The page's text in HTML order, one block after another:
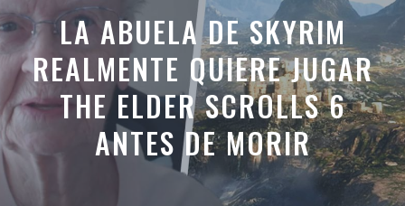
LA ABUELA DE SKYRIM
REALMENTE QUIERE JUGAR
THE ELDER SCROLLS 6
ANTES DE MORIR